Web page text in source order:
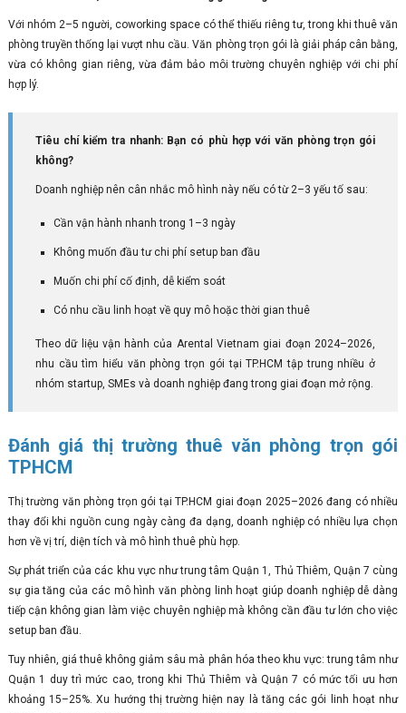
Với nhóm 2–5 người, coworking space có thể thiếu riêng tư, trong khi thuê văn
phòng truyền thống lại vượt nhu cầu. Văn phòng trọn gói là giải pháp cân bằng,
vừa có không gian riêng, vừa đảm bảo môi trường chuyên nghiệp với chi phí
hợp lý.
Tiêu chí kiểm tra nhanh: Bạn có phù hợp với văn phòng trọn gói
không?
Doanh nghiệp nên cân nhắc mô hình này nếu có từ 2–3 yếu tố sau:
Cần vận hành nhanh trong 1–3 ngày
Không muốn đầu tư chi phí setup ban đầu
Muốn chi phí cố định, dễ kiểm soát
Có nhu cầu linh hoạt về quy mô hoặc thời gian thuê
Theo dữ liệu vận hành của Arental Vietnam giai đoạn 2024–2026,
nhu cầu tìm hiểu văn phòng trọn gói tại TP.HCM tập trung nhiều ở
nhóm startup, SMEs và doanh nghiệp đang trong giai đoạn mở rộng.
Đánh giá thị trường thuê văn phòng trọn gói
TPHCM
Thị trường văn phòng trọn gói tại TP.HCM giai đoạn 2025–2026 đang có nhiều
thay đổi khi nguồn cung ngày càng đa dạng, doanh nghiệp có nhiều lựa chọn
hơn về vị trí, diện tích và mô hình thuê phù hợp.
Sự phát triển của các khu vực như trung tâm Quận 1, Thủ Thiêm, Quận 7 cùng
sự gia tăng của các mô hình văn phòng linh hoạt giúp doanh nghiệp dễ dàng
tiếp cận không gian làm việc chuyên nghiệp mà không cần đầu tư lớn cho việc
setup ban đầu.
Tuy nhiên, giá thuê không giảm sâu mà phân hóa theo khu vực: trung tâm như
Quận 1 duy trì mức cao, trong khi Thủ Thiêm và Quận 7 có mức tối ưu hơn
khoảng 15–25%. Xu hướng thị trường hiện nay là tăng các gói linh hoạt như